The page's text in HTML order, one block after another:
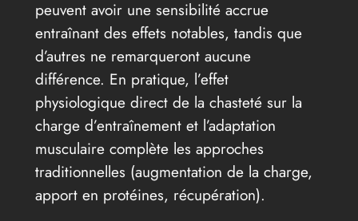
peuvent avoir une sensibilité accrue
entraînant des effets notables, tandis que
d’autres ne remarqueront aucune
différence. En pratique, l’effet
physiologique direct de la chasteté sur la
charge d’entraînement et l’adaptation
musculaire complète les approches
traditionnelles (augmentation de la charge,
apport en protéines, récupération).